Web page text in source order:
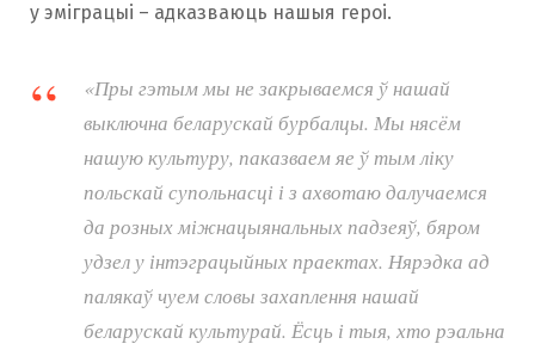
у эміграцыі – адказваюць нашыя героі.
«Пры гэтым мы не закрываемся ў нашай
выключна беларускай бурбалцы. Мы нясём
нашую культуру, паказваем яе ў тым ліку
польскай супольнасці і з ахвотаю далучаемся
да розных міжнацыянальных падзеяў, бяром
удзел у інтэграцыйных праектах. Нярэдка ад
палякаў чуем словы захаплення нашай
беларускай культурай. Ёсць і тыя, хто рэальна